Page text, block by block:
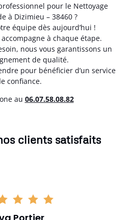
pour le Nettoyage
à Dizimieu – 38460 ?
équipe dès aujourd’hui !
à chaque étape.
nous vous garantissons un
de qualité.
pour bénéficier d’un service
confiance.
au 06.07.58.08.82
clients satisfaits
Portier